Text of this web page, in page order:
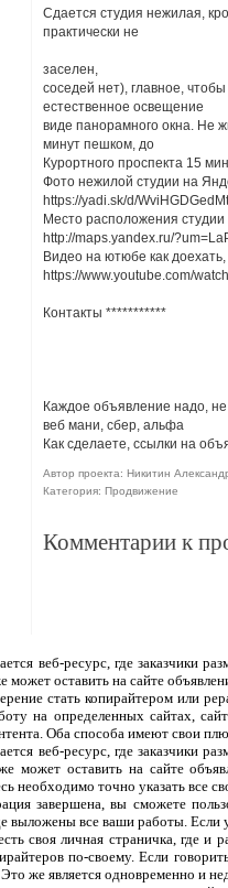
Сдается студия нежилая,
практически не
заселен,
соседей нет), главное,
естественное освещение
виде панорамного окна. Не
минут пешком, до
Курортного проспекта 15
Фото нежилой студии на
https://yadi.sk/d/
Место расположения
http://maps.yandex.ru/
Видео на ютюбе как доехать,
https://www.youtube.com/
Контакты ***********
Каждое объявление надо,
веб мани, сбер, альфа
Как сделаете, ссылки на
Автор проекта: Никитин
Категория: Продвижение
Комментарии к
веб-ресурс, где заказчики
может оставить на сайте
стать копирайтером или
на определенных сайтах,
Оба способа имеют свои
веб-ресурс, где заказчики
может оставить на сайте
необходимо точно указать все
завершена, вы сможете
выложены все ваши работы.
своя личная страничка, где
по-своему. Если
же является одновременно и